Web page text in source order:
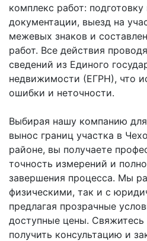
комплекс работ:
документации, выезд на
межевых знаков и
работ. Все действия
сведений из Единого
недвижимости (ЕГРН), что
ошибки и неточности.
Выбирая нашу компанию
вынос границ участка в
районе, вы получаете
точность измерений и
завершения процесса. Мы
физическими, так и с
предлагая прозрачные
доступные цены. Свяжитесь
получить консультацию и